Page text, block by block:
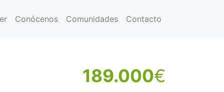
Conócenos Comunidades Contacto
189.000€